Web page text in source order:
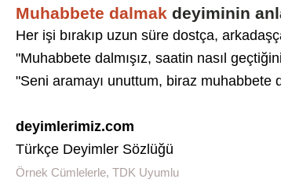
Muhabbete dalmak deyiminin
Her işi bırakıp uzun süre dostça,
"Muhabbete dalmışız, saatin nasıl
"Seni aramayı unuttum, biraz muhabbete
deyimlerimiz.com
Türkçe Deyimler Sözlüğü
Örnek Cümlelerle, TDK Uyumlu